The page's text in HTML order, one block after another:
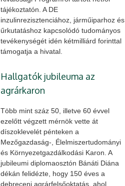
tájékoztatón. A DE
inzulinrezisztenciához, járműiparhoz és
űrkutatáshoz kapcsolódó tudományos
tevékenységét idén kétmilliárd forinttal
támogatja a hivatal.
Hallgatók jubileuma az
agrárkaron
Több mint száz 50, illetve 60 évvel
ezelőtt végzett mérnök vette át
díszoklevelét pénteken a
Mezőgazdaság-, Élelmiszertudományi
és Környezetgazdálkodási Karon. A
jubileumi diplomaosztón Bánáti Diána
dékán felidézte, hogy 150 éves a
debreceni agrárfelsőoktatás, ahol